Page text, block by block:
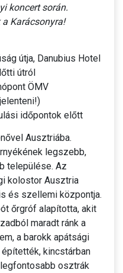
koncert során.
Karácsonyra!
útja, Danubius Hotel
útról
ÖMV
időpontok előtt
Ausztriába.
legszebb,
települése. Az
kolostor Ausztria
és szellemi központja.
őrgróf alapította, akit
maradt ránk a
a barokk apátsági
kincstárban
osztrák